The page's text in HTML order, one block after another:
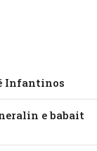
Infantinos
e babait